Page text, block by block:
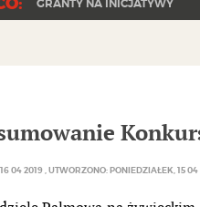
GRANTY NA INICJATYWY
04 2019 UTWORZONO: PONIEDZIAŁEK, 15 04